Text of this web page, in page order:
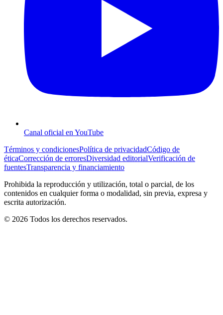
Canal oficial en YouTube
Términos y condicionesPolítica de privacidadCódigo de
éticaCorrección de erroresDiversidad editorialVerificación de
fuentesTransparencia y financiamiento
Prohibida la reproducción y utilización, total o parcial, de los
contenidos en cualquier forma o modalidad, sin previa, expresa y
escrita autorización.
© 2026 Todos los derechos reservados.